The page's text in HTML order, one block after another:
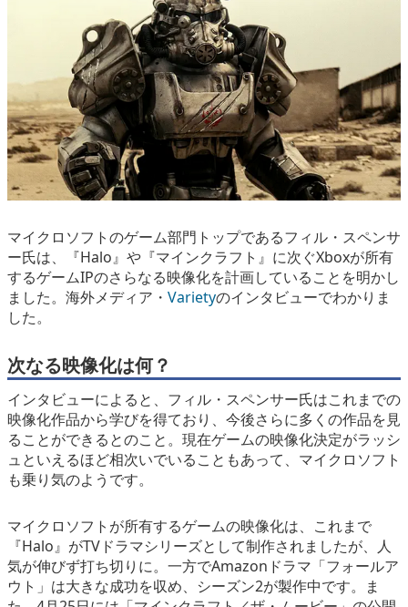
マイクロソフトのゲーム部門トップであるフィル・スペンサ
ー氏は、『Halo』や『マインクラフト』に次ぐXboxが所有
するゲームIPのさらなる映像化を計画していることを明かし
ました。海外メディア・ Varietyのインタビューでわかりま
した。
次なる映像化は何？
インタビューによると、フィル・スペンサー氏はこれまでの
映像化作品から学びを得ており、今後さらに多くの作品を見
ることができるとのこと。現在ゲームの映像化決定がラッシ
ュといえるほど相次いでいることもあって、マイクロソフト
も乗り気のようです。
マイクロソフトが所有するゲームの映像化は、これまで
『Halo』がTVドラマシリーズとして制作されましたが、人
気が伸びず打ち切りに。一方でAmazonドラマ「フォールア
ウト」は大きな成功を収め、シーズン2が製作中です。ま